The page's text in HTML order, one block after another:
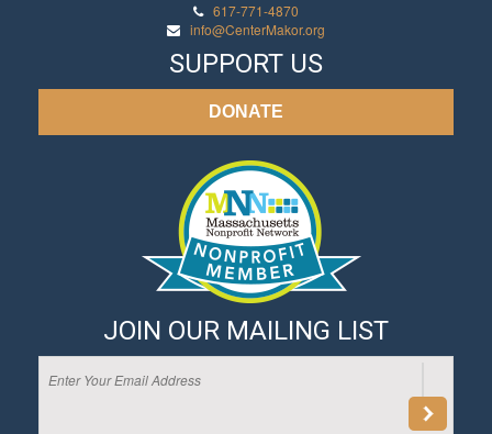
617-771-4870
info@CenterMakor.org
SUPPORT US
DONATE
JOIN OUR MAILING LIST